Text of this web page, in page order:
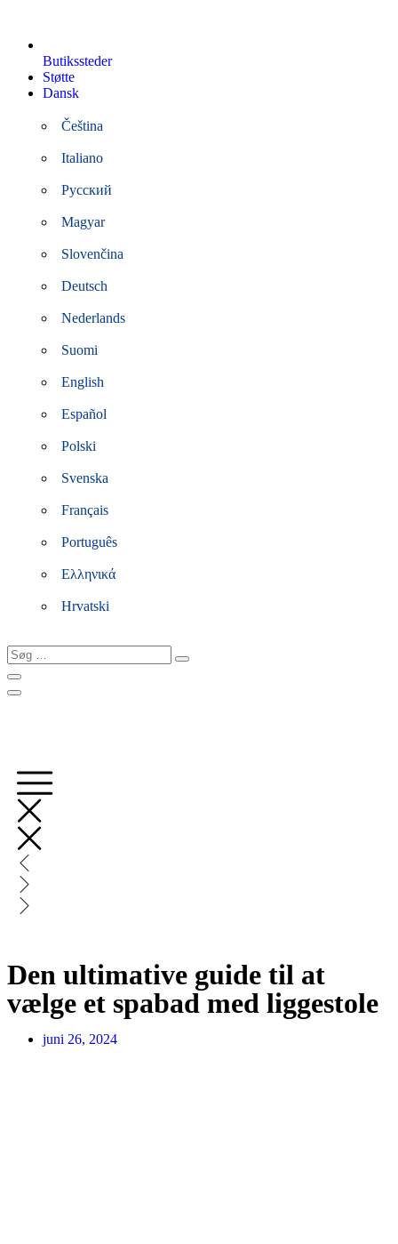
Butikssteder
Støtte
Dansk
Čeština
Italiano
Русский
Magyar
Slovenčina
Deutsch
Nederlands
Suomi
English
Español
Polski
Svenska
Français
Português
Ελληνικά
Hrvatski
Den ultimative guide til at
vælge et spabad med liggestole
juni 26, 2024